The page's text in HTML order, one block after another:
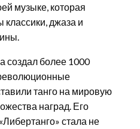
музыке, которая
классики, джаза и
создал более 1000
танго на мировую
наград. Его
стала не